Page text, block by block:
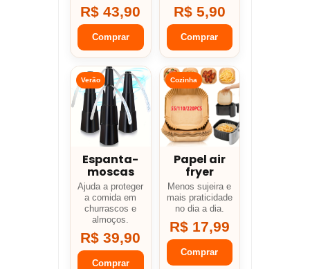
R$ 43,90
Comprar
R$ 5,90
Comprar
Verão
Espanta-
moscas
Ajuda a proteger
a comida em
churrascos e
almoços.
R$ 39,90
Comprar
Cozinha
Papel air
fryer
Menos sujeira e
mais praticidade
no dia a dia.
R$ 17,99
Comprar